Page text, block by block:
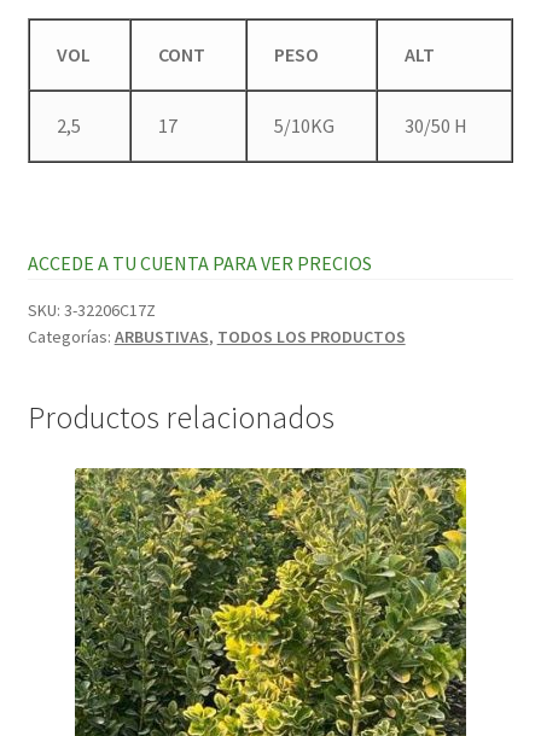
VOL CONT PESO ALT
2,5 17 5/10KG 30/50 H
ACCEDE A TU CUENTA PARA VER PRECIOS
SKU: 3-32206C17Z
Categorías: ARBUSTIVAS, TODOS LOS PRODUCTOS
Productos relacionados